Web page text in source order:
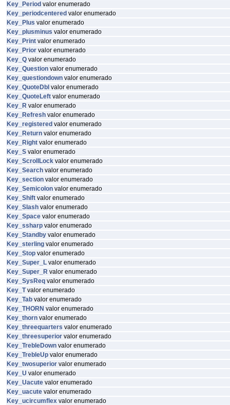
Key_Period valor enumerado
Key_periodcentered valor enumerado
Key_Plus valor enumerado
Key_plusminus valor enumerado
Key_Print valor enumerado
Key_Prior valor enumerado
Key_Q valor enumerado
Key_Question valor enumerado
Key_questiondown valor enumerado
Key_QuoteDbl valor enumerado
Key_QuoteLeft valor enumerado
Key_R valor enumerado
Key_Refresh valor enumerado
Key_registered valor enumerado
Key_Return valor enumerado
Key_Right valor enumerado
Key_S valor enumerado
Key_ScrollLock valor enumerado
Key_Search valor enumerado
Key_section valor enumerado
Key_Semicolon valor enumerado
Key_Shift valor enumerado
Key_Slash valor enumerado
Key_Space valor enumerado
Key_ssharp valor enumerado
Key_Standby valor enumerado
Key_sterling valor enumerado
Key_Stop valor enumerado
Key_Super_L valor enumerado
Key_Super_R valor enumerado
Key_SysReq valor enumerado
Key_Tvalor enumerado
Key_Tab valor enumerado
Key_THORN valor enumerado
Key_thorn valor enumerado
Key_threequarters valor enumerado
Key_threesuperior valor enumerado
Key_TrebleDown valor enumerado
Key_TrebleUp valor enumerado
Key_twosuperior valor enumerado
Key_U valor enumerado
Key_Uacute valor enumerado
Key_uacute valor enumerado
Key_ucircumflex valor enumerado